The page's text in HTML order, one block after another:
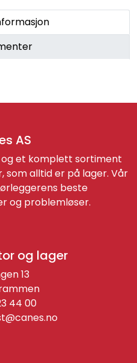
AS
og et komplett sortiment
alltid er på lager. Vår
beste
og problemløser.
og lager
13
44 00